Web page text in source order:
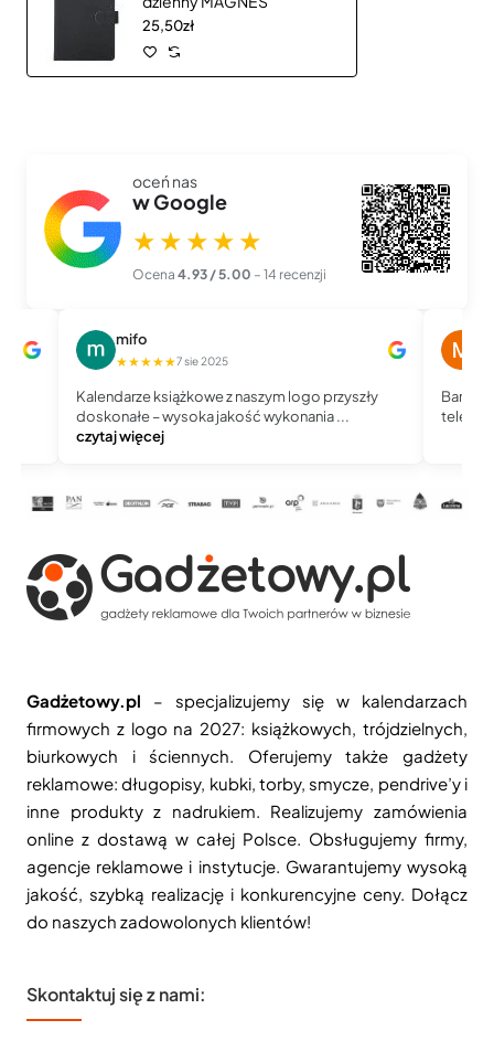
25,50zł
oceń nas
w Google
★★★★★
Ocena 4.93 / 5.00 – 14 recenzji
mifo
★★★★★7 sie 2025
Kalendarze książkowe z naszym logo przyszły
doskonałe – wysoka jakość wykonania ...
czytaj więcej
Bardzo
Gadżetowy.pl – specjalizujemy się w kalendarzach
firmowych z logo na 2027: książkowych, trójdzielnych,
biurkowych i ściennych. Oferujemy także gadżety
reklamowe: długopisy, kubki, torby, smycze, pendrive’y i
inne produkty z nadrukiem. Realizujemy zamówienia
online z dostawą w całej Polsce. Obsługujemy firmy,
agencje reklamowe i instytucje. Gwarantujemy wysoką
jakość, szybką realizację i konkurencyjne ceny. Dołącz
do naszych zadowolonych klientów!
Skontaktuj się z nami: